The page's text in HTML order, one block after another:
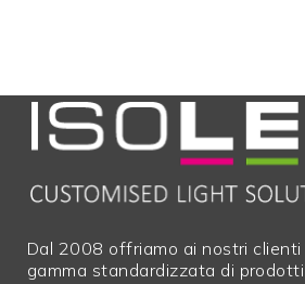
Dal 2008 offriamo ai nostri
gamma standardizzata di